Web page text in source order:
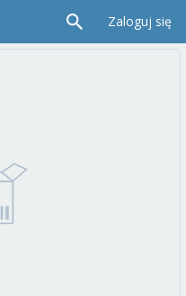
Zaloguj się